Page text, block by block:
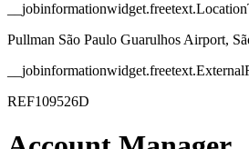
Pullman São Paulo Guarulhos Airport,
REF109526D